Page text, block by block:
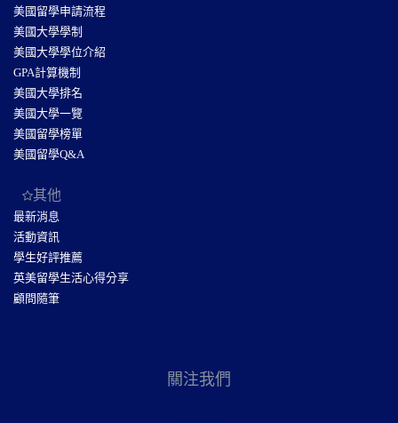
美國留學申請流程
美國大學學制
美國大學學位介紹
GPA計算機制
美國大學排名
美國大學一覽
美國留學榜單
美國留學Q&A
其他
最新消息
活動資訊
學生好評推薦
英美留學生活心得分享
顧問隨筆
關注我們